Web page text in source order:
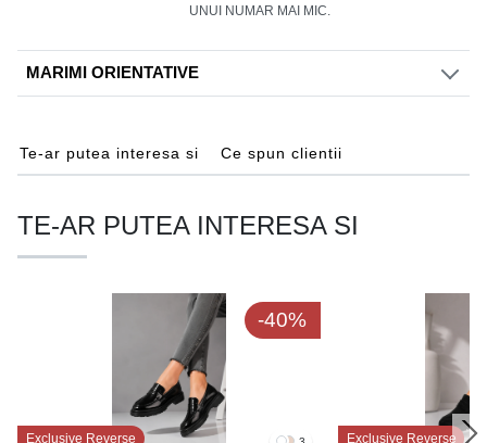
UNUI NUMAR MAI MIC.
MARIMI ORIENTATIVE
Te-ar putea interesa si Ce spun clientii
TE-AR PUTEA INTERESA SI
Exclusive Reverse
-40%
Exclusive Reverse